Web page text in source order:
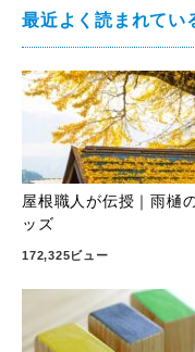
最近よく読まれてい
屋根職人が伝授｜雨樋
ッズ
172,325ビュー